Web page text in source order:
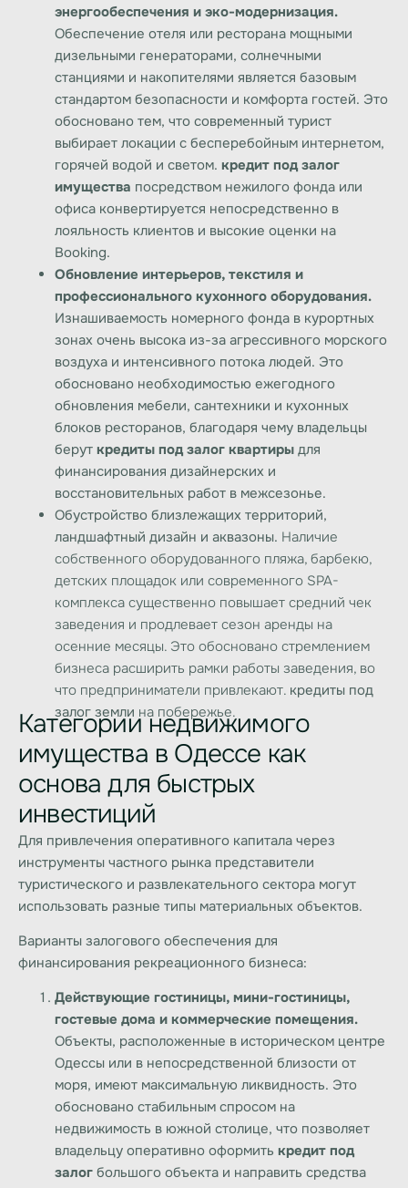
энергообеспечения и эко-модернизация.
Обеспечение отеля или ресторана мощными
дизельными генераторами, солнечными
станциями и накопителями является базовым
стандартом безопасности и комфорта гостей. Это
обосновано тем, что современный турист
выбирает локации с бесперебойным интернетом,
горячей водой и светом. кредит под залог
имущества посредством нежилого фонда или
офиса конвертируется непосредственно в
лояльность клиентов и высокие оценки на
Booking.
Обновление интерьеров, текстиля и
профессионального кухонного оборудования.
Изнашиваемость номерного фонда в курортных
зонах очень высока из-за агрессивного морского
воздуха и интенсивного потока людей. Это
обосновано необходимостью ежегодного
обновления мебели, сантехники и кухонных
блоков ресторанов, благодаря чему владельцы
берут кредиты под залог квартиры для
финансирования дизайнерских и
восстановительных работ в межсезонье.
Обустройство близлежащих территорий,
ландшафтный дизайн и аквазоны. Наличие
собственного оборудованного пляжа, барбекю,
детских площадок или современного SPA-
комплекса существенно повышает средний чек
заведения и продлевает сезон аренды на
осенние месяцы. Это обосновано стремлением
бизнеса расширить рамки работы заведения, во
что предприниматели привлекают. кредиты под
залог земли на побережье.
Категории недвижимого
имущества в Одессе как
основа для быстрых
инвестиций
Для привлечения оперативного капитала через
инструменты частного рынка представители
туристического и развлекательного сектора могут
использовать разные типы материальных объектов.
Варианты залогового обеспечения для
финансирования рекреационного бизнеса:
Действующие гостиницы, мини-гостиницы,
гостевые дома и коммерческие помещения.
Объекты, расположенные в историческом центре
Одессы или в непосредственной близости от
моря, имеют максимальную ликвидность. Это
обосновано стабильным спросом на
недвижимость в южной столице, что позволяет
владельцу оперативно оформить кредит под
залог большого объекта и направить средства